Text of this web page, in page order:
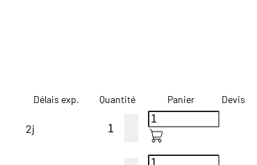
Délais exp. Quantité Panier Devis
2j